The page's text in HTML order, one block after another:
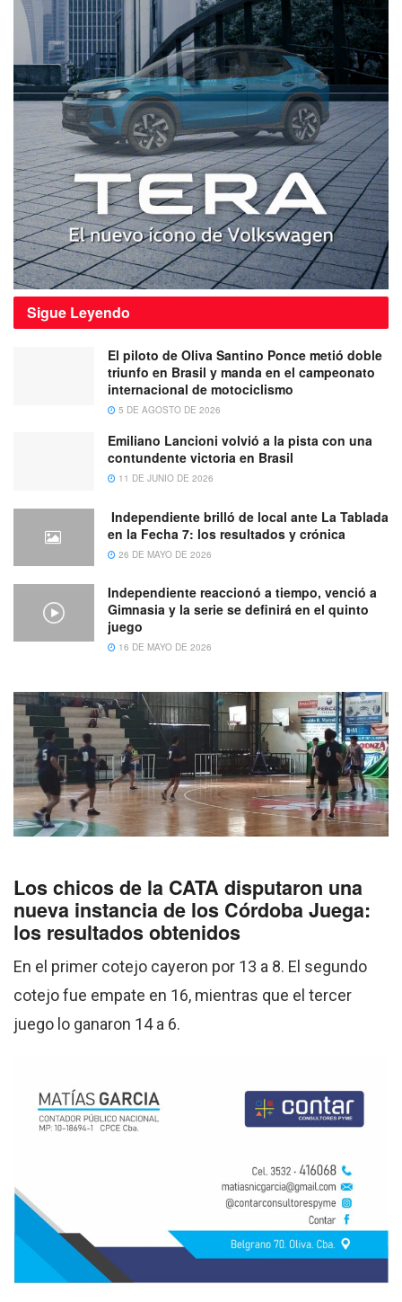
Sigue Leyendo
El piloto de Oliva Santino Ponce metió doble
triunfo en Brasil y manda en el campeonato
internacional de motociclismo
5 DE AGOSTO DE 2026
Emiliano Lancioni volvió a la pista con una
contundente victoria en Brasil
11 DE JUNIO DE 2026
Independiente brilló de local ante La Tablada
en la Fecha 7: los resultados y crónica
26 DE MAYO DE 2026
Independiente reaccionó a tiempo, venció a
Gimnasia y la serie se definirá en el quinto
juego
16 DE MAYO DE 2026
Los chicos de la CATA disputaron una
nueva instancia de los Córdoba Juega:
los resultados obtenidos
En el primer cotejo cayeron por 13 a 8. El segundo
cotejo fue empate en 16, mientras que el tercer
juego lo ganaron 14 a 6.